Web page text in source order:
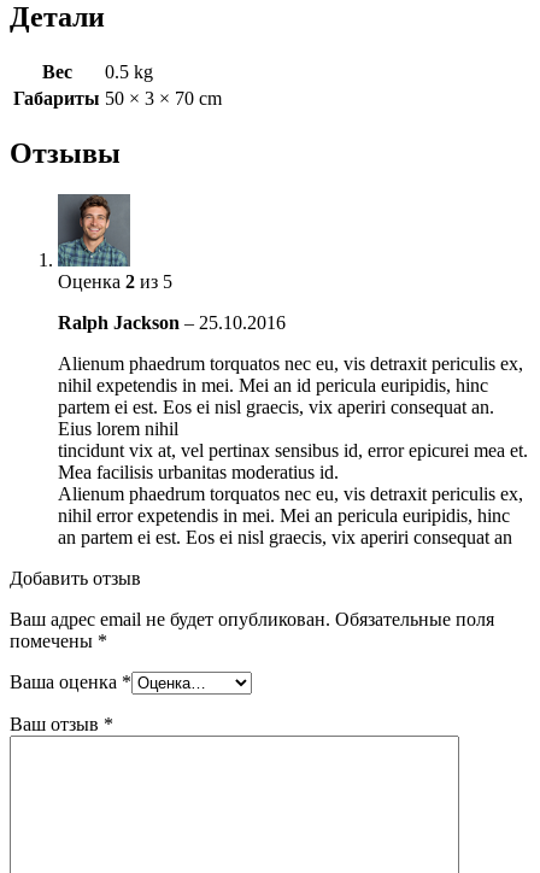
Детали
Вес
0.5 kg
Габариты 50 × 3 × 70 cm
Отзывы
Оценка 2 из 5
Ralph Jackson – 25.10.2016
Alienum phaedrum torquatos nec eu, vis detraxit periculis ex,
nihil expetendis in mei. Mei an id pericula euripidis, hinc
partem ei est. Eos ei nisl graecis, vix aperiri consequat an.
Eius lorem nihil
tincidunt vix at, vel pertinax sensibus id, error epicurei mea et.
Mea facilisis urbanitas moderatius id.
Alienum phaedrum torquatos nec eu, vis detraxit periculis ex,
nihil error expetendis in mei. Mei an pericula euripidis, hinc
an partem ei est. Eos ei nisl graecis, vix aperiri consequat an
Добавить отзыв
Ваш адрес email не будет опубликован. Обязательные поля
помечены *
Ваша оценка *
Ваш отзыв *